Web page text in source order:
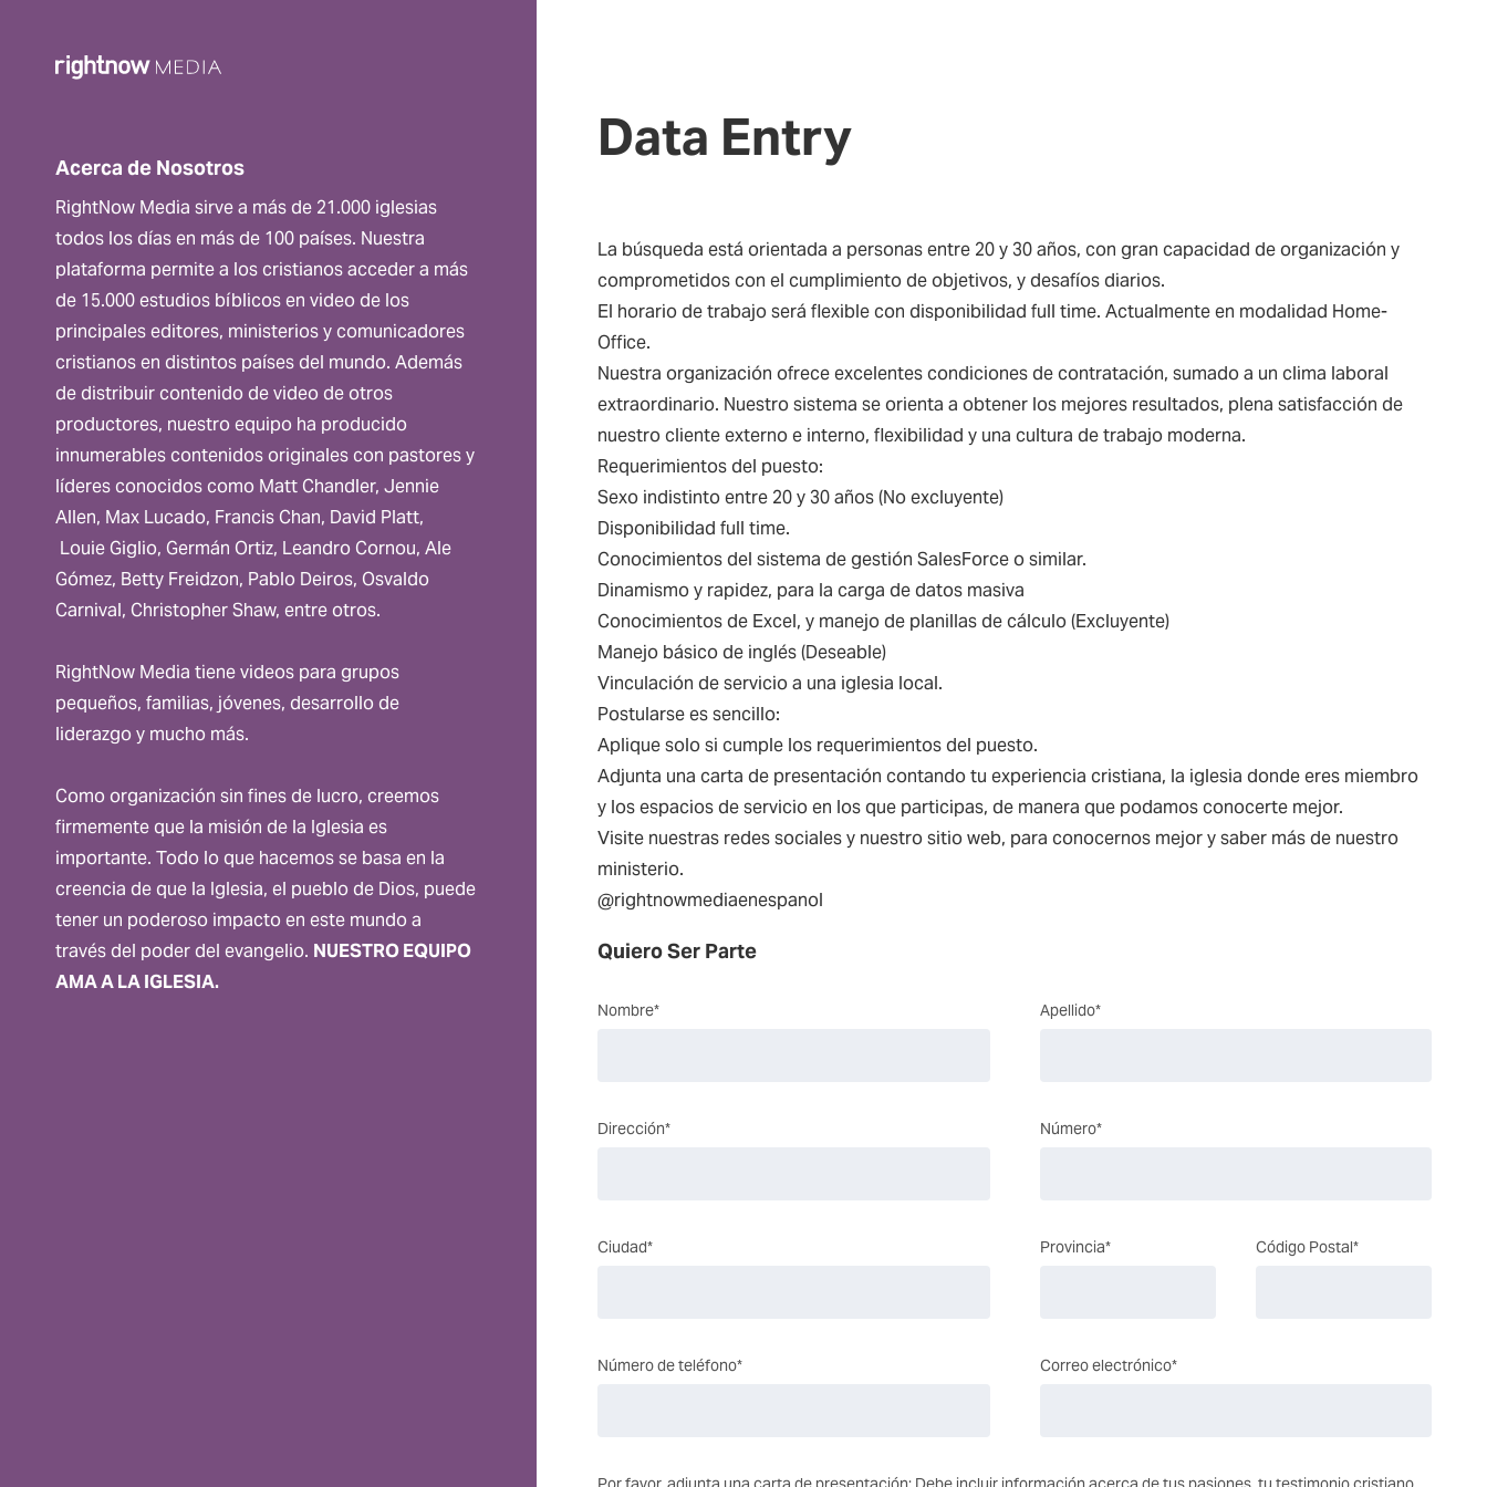
Acerca de Nosotros
RightNow Media sirve a más de 21.000 iglesias
todos los días en más de 100 países. Nuestra
plataforma permite a los cristianos acceder a más
de 15.000 estudios bíblicos ​​en video de los
principales editores, ministerios y comunicadores
cristianos en distintos países del mundo. Además
de distribuir contenido de video de otros
productores, nuestro equipo ha producido
innumerables contenidos originales con pastores y
líderes conocidos como Matt Chandler, Jennie
Allen, Max Lucado, Francis Chan, David Platt,
Louie Giglio, Germán Ortiz, Leandro Cornou, Ale
Gómez, Betty Freidzon, Pablo Deiros, Osvaldo
Carnival, Christopher Shaw, entre otros.
RightNow Media tiene videos para grupos
pequeños, familias, jóvenes, desarrollo de
liderazgo y mucho más.
Como organización sin fines de lucro, creemos
firmemente que la misión de la Iglesia es
importante. Todo lo que hacemos se basa en la
creencia de que la Iglesia, el pueblo de Dios, puede
tener un poderoso impacto en este mundo a
través del poder del evangelio. ​ NUESTRO EQUIPO
AMA A LA IGLESIA.
Data Entry
La búsqueda está orientada a personas entre 20 y 30 años, con gran capacidad de organización y
comprometidos con el cumplimiento de objetivos, y desafíos diarios.
El horario de trabajo será flexible con disponibilidad full time. Actualmente en modalidad Home-
Office.
Nuestra organización ofrece excelentes condiciones de contratación, sumado a un clima laboral
extraordinario. Nuestro sistema se orienta a obtener los mejores resultados, plena satisfacción de
nuestro cliente externo e interno, flexibilidad y una cultura de trabajo moderna.
Requerimientos del puesto:
Sexo indistinto entre 20 y 30 años (No excluyente)
Disponibilidad full time.
Conocimientos del sistema de gestión SalesForce o similar.
Dinamismo y rapidez, para la carga de datos masiva
Conocimientos de Excel, y manejo de planillas de cálculo (Excluyente)
Manejo básico de inglés (Deseable)
Vinculación de servicio a una iglesia local.
Postularse es sencillo:
Aplique solo si cumple los requerimientos del puesto.
Adjunta una carta de presentación contando tu experiencia cristiana, la iglesia donde eres miembro
y los espacios de servicio en los que participas, de manera que podamos conocerte mejor.
Visite nuestras redes sociales y nuestro sitio web, para conocernos mejor y saber más de nuestro
ministerio.
@rightnowmediaenespanol
Quiero Ser Parte
Nombre* Apellido*
Dirección* Número*
Ciudad* Provincia* Código Postal*
Número de teléfono* Correo electrónico*